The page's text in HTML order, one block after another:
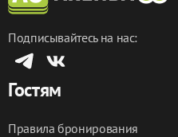
Подписывайтесь на нас:
Гостям
Правила бронирования